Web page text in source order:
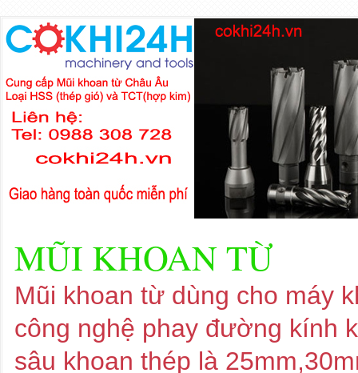
MŨI KHOAN TỪ
Mũi khoan từ dùng cho máy
công nghệ phay đường kính
sâu khoan thép là